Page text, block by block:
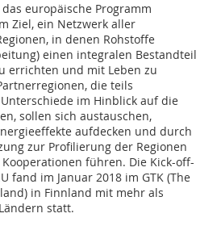
europäische Programm
Ziel, ein Netzwerk aller
in denen Rohstoffe
einen integralen Bestandteil
errichten und mit Leben zu
die teils
im Hinblick auf die
sollen sich austauschen,
aufdecken und durch
zur Profilierung der Regionen
führen. Die Kick-off-
fand im Januar 2018 im GTK (The
in Finnland mit mehr als
statt.